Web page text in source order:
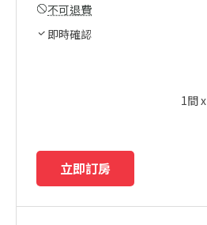
不可退費
即時確認
1間 x
立即訂房